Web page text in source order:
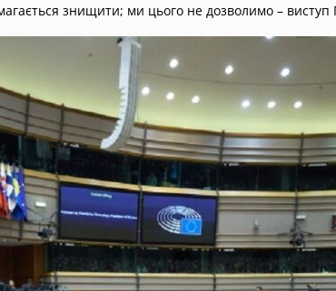
знищити; ми цього не дозволимо –